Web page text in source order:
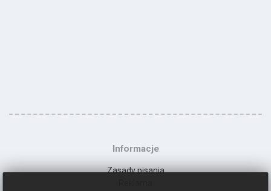
Informacje
Zasady pisania